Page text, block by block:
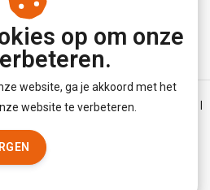
| Privacy Policy
|
| Realisatie
op om onze
website, ga je akkoord met het
website te verbeteren.